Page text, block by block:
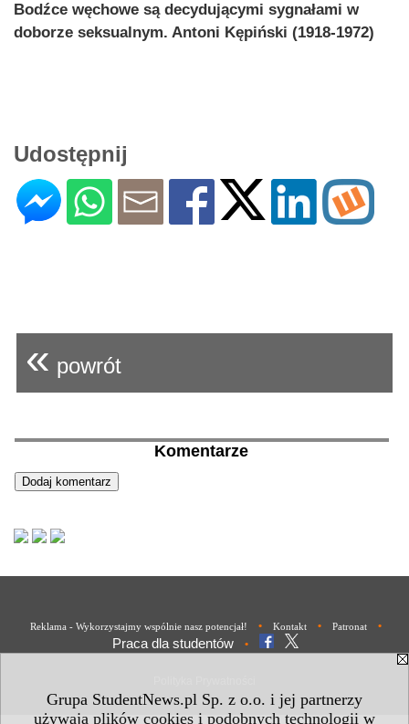
Grupa StudentNews.pl Sp. z o.o. i jej partnerzy
używają plików cookies i podobnych technologii w
Bodźce węchowe są decydującymi sygnałami w
doborze seksualnym. Antoni Kępiński (1918-1972)
Udostępnij
« powrót
Komentarze
Reklama - Wykorzystajmy wspólnie nasz potencjał! • Kontakt • Patronat •
Praca dla studentów •